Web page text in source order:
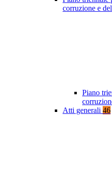
corruzione e
Piano
Atti generali 46